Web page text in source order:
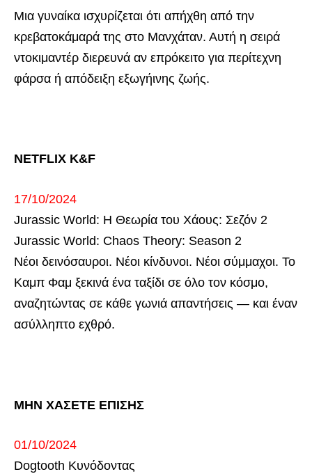
Μια γυναίκα ισχυρίζεται ότι απήχθη από την
κρεβατοκάμαρά της στο Μανχάταν. Αυτή η σειρά
ντοκιμαντέρ διερευνά αν επρόκειτο για περίτεχνη
φάρσα ή απόδειξη εξωγήινης ζωής.
NETFLIX K&F
17/10/2024
Jurassic World: Η Θεωρία του Χάους: Σεζόν 2
Jurassic World: Chaos Theory: Season 2
Νέοι δεινόσαυροι. Νέοι κίνδυνοι. Νέοι σύμμαχοι. Το
Καμπ Φαμ ξεκινά ένα ταξίδι σε όλο τον κόσμο,
αναζητώντας σε κάθε γωνιά απαντήσεις — και έναν
ασύλληπτο εχθρό.
ΜΗΝ ΧΑΣΕΤΕ ΕΠΙΣΗΣ
01/10/2024
Dogtooth Κυνόδοντας